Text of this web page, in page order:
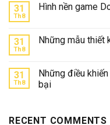
31
Th8
Hình nền game
31
Th8
Những mẫu thiết
31
Th8
Những điều
bại
RECENT COMMENTS